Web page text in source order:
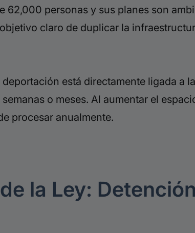
62,000 personas y sus planes son
claro de duplicar la
está directamente ligada a
o meses. Al aumentar el
procesar anualmente.
la Ley: